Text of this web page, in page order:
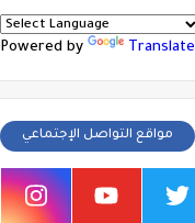
Powered by Translate
مواقع التواصل الإجتماعي